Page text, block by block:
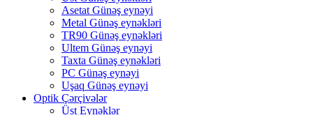
Asetat Günəş eynəyi
Metal Günəş eynəkləri
TR90 Günəş eynəkləri
Ultem Günəş eynəyi
Taxta Günəş eynəkləri
PC Günəş eynəyi
Uşaq Günəş eynəyi
Optik Çərçivələr
Üst Eynəklər